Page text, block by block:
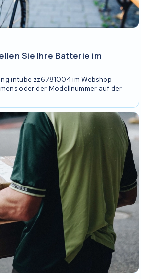
Sie Ihre Batterie im
intube zz6781004 im Webshop
oder der Modellnummer auf der